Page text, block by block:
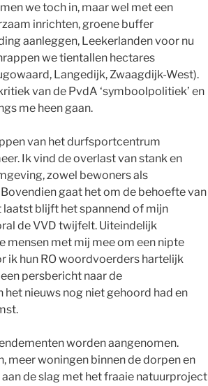
we toch in, maar wel met een
inrichten, groene buffer
aanleggen, Leekerlanden voor nu
we tientallen hectares
Langedijk, Zwaagdijk-West).
van de PvdA ‘symboolpolitiek’ en
me heen gaan.
van het durfsportcentrum
Ik vind de overlast van stank en
zowel bewoners als
gaat het om de behoefte van
laatst blijft het spannend of mijn
de VVD twijfelt. Uiteindelijk
mensen met mij mee om een nipte
ik hun RO woordvoerders hartelijk
persbericht naar de
nieuws nog niet gehoord had en
worden aangenomen.
meer woningen binnen de dorpen en
de slag met het fraaie natuurproject